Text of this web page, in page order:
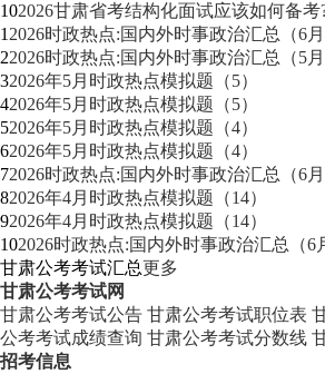
102026甘肃省考结构化面试应该如何备考
1 2026时政热点:国内外时事政治汇总（6月
22026时政热点:国内外时事政治汇总（5月
32026年5月时政热点模拟题（5）
42026年5月时政热点模拟题（5）
52026年5月时政热点模拟题（4）
62026年5月时政热点模拟题（4）
72026时政热点:国内外时事政治汇总（6月
82026年4月时政热点模拟题（14）
92026年4月时政热点模拟题（14）
102026时政热点:国内外时事政治汇总（6
甘肃公考考试汇总更多
甘肃公考考试网
甘肃公考考试公告 甘肃公考考试职位表
公考考试成绩查询 甘肃公考考试分数线
招考信息